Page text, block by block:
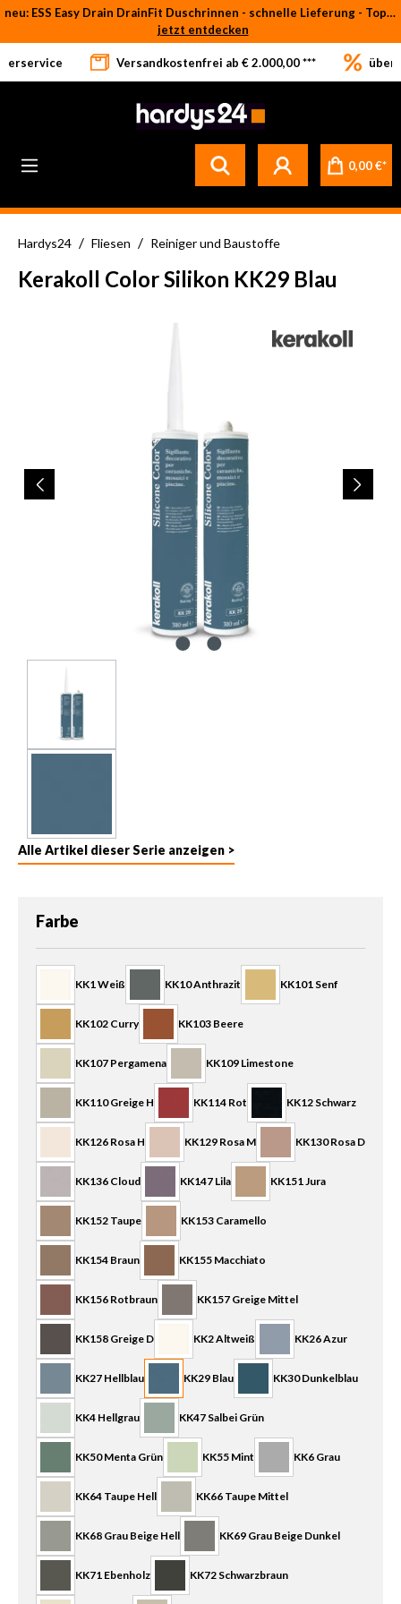
Zum Hauptinhalt springen
neu: ESS Easy Drain DrainFit Duschrinnen - schnelle Lieferung - Top-Preise
jetzt entdecken
Versandkostenfrei ab € 2.000,00 *** über
0,00 €*
Hardys24 / Fliesen / Reiniger und Baustoffe
Kerakoll Color Silikon KK29 Blau
Alle Artikel dieser Serie anzeigen >
Farbe
KK1 Weiß KK10 Anthrazit KK101 Senf
KK102 Curry KK103 Beere
KK107 Pergamena KK109 Limestone
KK110 Greige H KK114 Rot KK12 Schwarz
KK126 Rosa H KK129 Rosa M KK130 Rosa D
KK136 Cloud KK147 Lila KK151 Jura
KK152 Taupe KK153 Caramello
KK154 Braun KK155 Macchiato
KK156 Rotbraun KK157 Greige Mittel
KK158 Greige D KK2 Altweiß KK26 Azur
KK27 Hellblau KK29 Blau KK30 Dunkelblau
KK4 Hellgrau KK47 Salbei Grün
KK50 Menta Grün KK55 Mint KK6 Grau
KK64 Taupe Hell KK66 Taupe Mittel
KK68 Grau Beige Hell KK69 Grau Beige Dunkel
KK71 Ebenholz KK72 Schwarzbraun